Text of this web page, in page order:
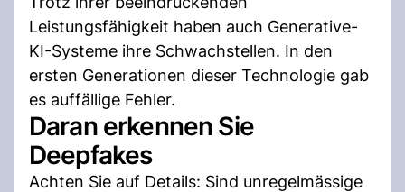
Leistungsfähigkeit haben auch Generative-
KI-Systeme ihre Schwachstellen. In den
ersten Generationen dieser Technologie gab
es auffällige Fehler.
Daran erkennen Sie
Deepfakes
Achten Sie auf Details: Sind unregelmässige